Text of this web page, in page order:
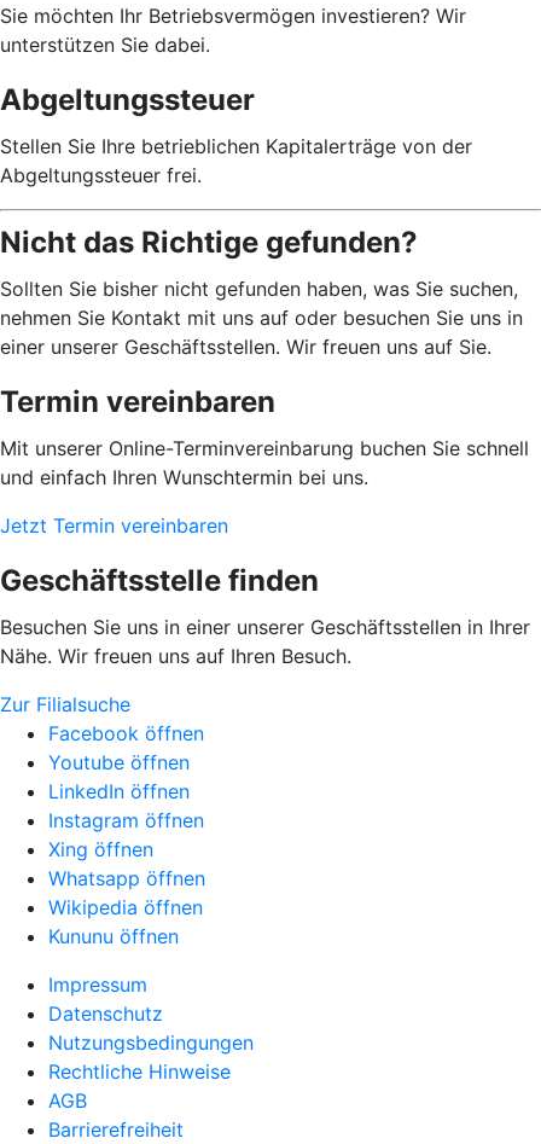
Sie möchten Ihr Betriebsvermögen investieren? Wir
unterstützen Sie dabei.
Abgeltungssteuer
Stellen Sie Ihre betrieblichen Kapitalerträge von der
Abgeltungssteuer frei.
Nicht das Richtige gefunden?
Sollten Sie bisher nicht gefunden haben, was Sie suchen,
nehmen Sie Kontakt mit uns auf oder besuchen Sie uns in
einer unserer Geschäftsstellen. Wir freuen uns auf Sie.
Termin vereinbaren
Mit unserer Online-Terminvereinbarung buchen Sie schnell
und einfach Ihren Wunschtermin bei uns.
Jetzt Termin vereinbaren
Geschäftsstelle finden
Besuchen Sie uns in einer unserer Geschäftsstellen in Ihrer
Nähe. Wir freuen uns auf Ihren Besuch.
Zur Filialsuche
Facebook öffnen
Youtube öffnen
LinkedIn öffnen
Instagram öffnen
Xing öffnen
Whatsapp öffnen
Wikipedia öffnen
Kununu öffnen
Impressum
Datenschutz
Nutzungsbedingungen
Rechtliche Hinweise
AGB
Barrierefreiheit